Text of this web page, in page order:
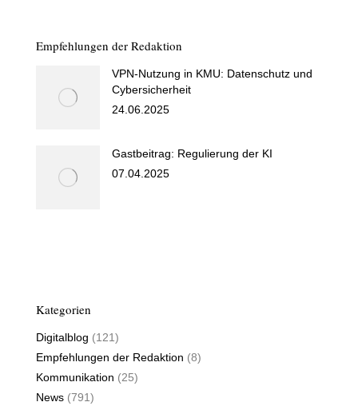
Empfehlungen der Redaktion
VPN-Nutzung in KMU: Datenschutz und
Cybersicherheit
24.06.2025
Gastbeitrag: Regulierung der KI
07.04.2025
Kategorien
Digitalblog (121)
Empfehlungen der Redaktion (8)
Kommunikation (25)
News (791)